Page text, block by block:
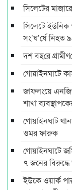
সিলেটের
সিলেটে ইউনিক
সং’ঘ’র্ষে নিহত ৯
দশ বছ‌রে
গোয়াইনঘাটে
জাফলংয়ে
শাখা
গোয়াইনঘাট
ওমর ফারুক
গোয়াইনঘাটে
৭ জনের
ইউকে ওয়ার্ক